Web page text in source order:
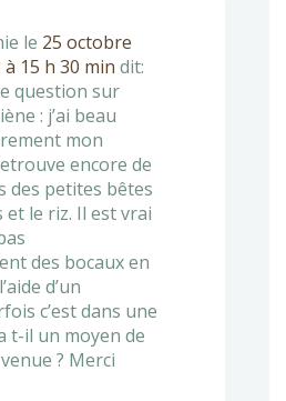
le 25 octobre
à 15 h 30 min dit:
question sur
: j’ai beau
mon
encore de
des petites bêtes
le riz. Il est vrai
des bocaux en
d’un
c’est dans une
t-il un moyen de
? Merci